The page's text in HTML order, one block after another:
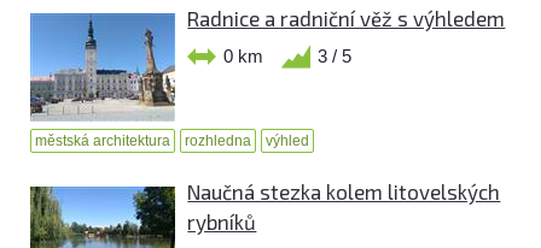
Radnice a radniční věž s výhledem
0 km 3 / 5
městská architektura rozhledna výhled
Naučná stezka kolem litovelských
rybníků